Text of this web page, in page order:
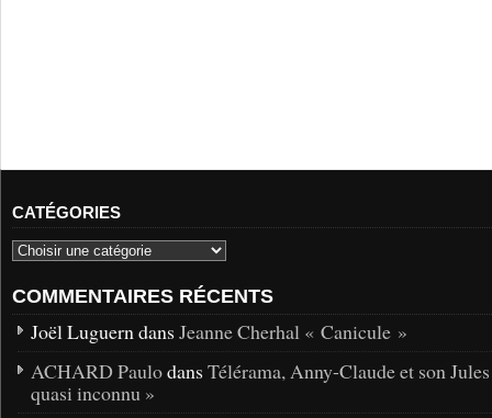
CATÉGORIES
COMMENTAIRES RÉCENTS
Joël Luguern dans Jeanne Cherhal « Canicule »
ACHARD Paulodans Télérama, Anny-Claude et son
quasi inconnu »